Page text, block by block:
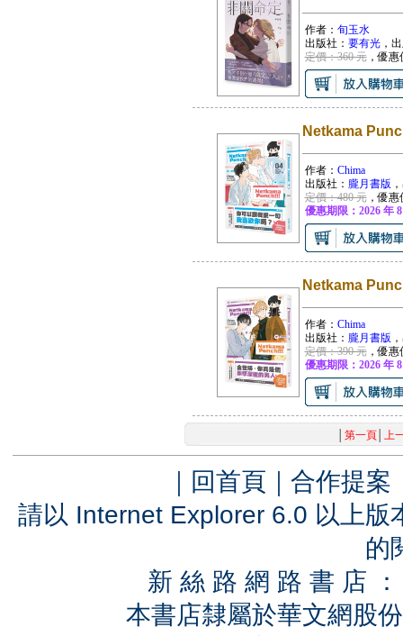
作者： 旬玉水
出版社： 要有光，
定價：360 元，優惠
Netkama
作者： Chima
出版社： 朧月書版
定價：480 元，優惠
優惠期限：2026 年
Netkama
作者： Chima
出版社： 朧月書版
定價：390 元，優惠
優惠期限：2026 年
第一頁│ 上
｜ 回首頁 ｜ 合作提案
請以 Internet Explorer 6.0 以上
的
新 絲 路 網 路 書 店
本書店隸屬於華文網股